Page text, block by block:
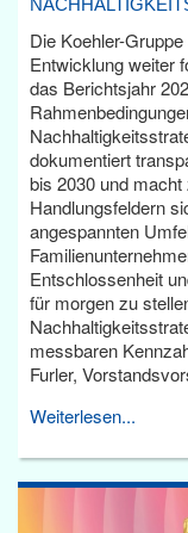
Die Koehler-
Entwicklung weiter
das Berichtsjahr
dokumentiert
bis 2030 und
Handlungsfeldern
angespannten
Entschlossenheit
für morgen zu
messbaren
Furler,
Weiterlesen...